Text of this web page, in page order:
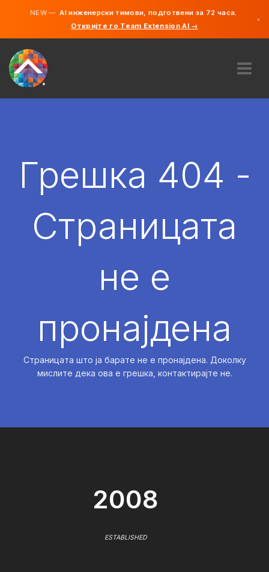
NEW —AI инженерски тимови, подготвени за 72 часа.
Откријте го Team Extension AI →
×
АНГАЖИРАЈ
Грешка 404 -
Страницата
не е
пронајдена
Страницата што ја барате не е пронајдена. Доколку
мислите дека ова е грешка, контактирајте не.
2008
ESTABLISHED